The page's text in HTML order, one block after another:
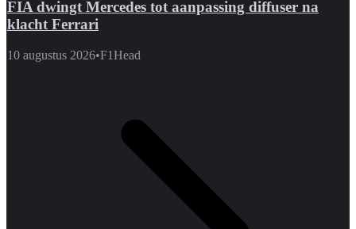
FIA dwingt Mercedes tot aanpassing diffuser na
klacht Ferrari
10 augustus 2026•F1Head